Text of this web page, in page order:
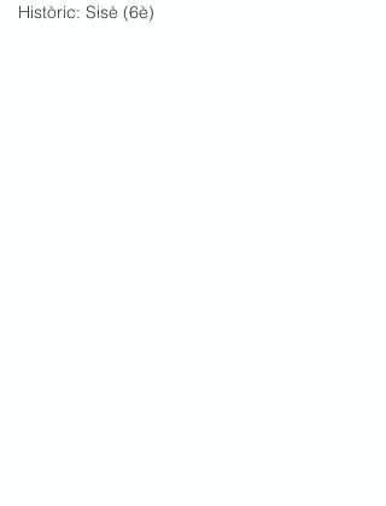
Històric: Sisè (6è)